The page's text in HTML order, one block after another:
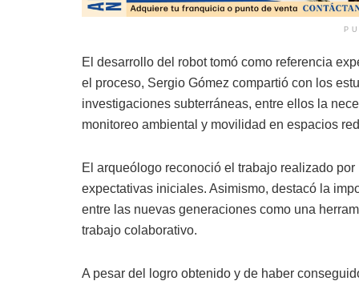
El desarrollo del robot tomó como referencia
el proceso, Sergio Gómez compartió con los
investigaciones subterráneas, entre ellos la
monitoreo ambiental y movilidad en espacios
El arqueólogo reconoció el trabajo realizado
expectativas iniciales. Asimismo, destacó la
entre las nuevas generaciones como una
trabajo colaborativo.
A pesar del logro obtenido y de haber